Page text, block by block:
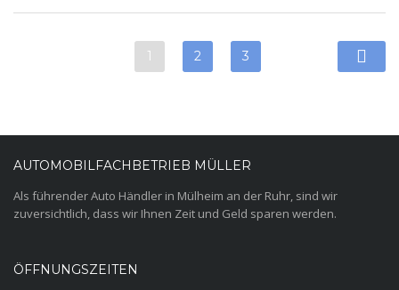
1 2 3
AUTOMOBILFACHBETRIEB MÜLLER
Als führender Auto Händler in Mülheim an der Ruhr, sind wir
zuversichtlich, dass wir Ihnen Zeit und Geld sparen werden.
ÖFFNUNGSZEITEN